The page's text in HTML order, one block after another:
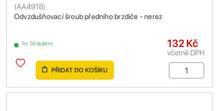
Odvzdušňovací šroub předního brzdiče - nerez
(AA4918)
4+ Skladem 132 Kč
včetně DPH
PŘIDAT DO KOŠÍKU